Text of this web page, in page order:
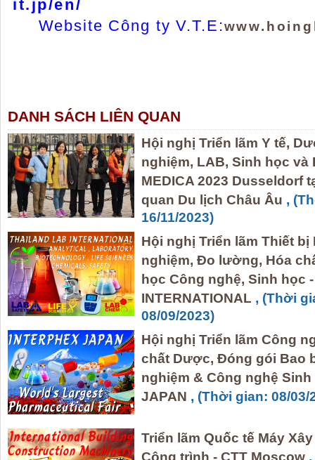
it.jp/en/
Website Công ty V.T.E:
DANH SÁCH LIÊN QUAN
Hội nghị Triển lãm Y tế,
nghiệm, LAB, Sinh học và
MEDICA 2023 Dusseldorf
quan Du lịch Châu Âu ,
16/11/2023)
Hội nghị Triển lãm Thiết
nghiệm, Đo lường, Hóa
học Công nghệ, Sinh học
INTERNATIONAL , (Thời
08/09/2023)
Hội nghị Triển lãm Công
chất Dược, Đóng gói Bao
nghiệm & Công nghệ Sinh
JAPAN , (Thời gian: 08/03/
Triển lãm Quốc tế Máy
Công trình - CTT Moscow